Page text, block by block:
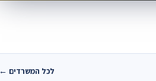
לכל המשרדים ←